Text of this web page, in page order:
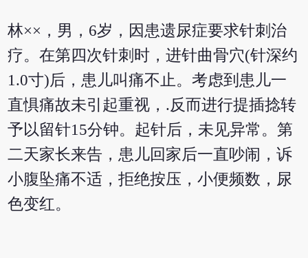
林××，男，6岁，因患遗尿症要求针刺治
疗。在第四次针刺时，进针曲骨穴(针深约
1.0寸)后，患儿叫痛不止。考虑到患儿一
直惧痛故未引起重视，.反而进行提插捻转
予以留针15分钟。起针后，未见异常。第
二天家长来告，患儿回家后一直吵闹，诉
小腹坠痛不适，拒绝按压，小便频数，尿
色变红。